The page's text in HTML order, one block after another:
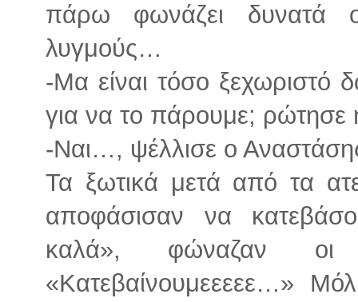
πάρω φωνάζει δυνατά
λυγμούς…
-Μα είναι τόσο ξεχωριστό
για να το πάρουμε;
-Ναι…, ψέλλισε ο
Τα ξωτικά μετά από τα
αποφάσισαν να
καλά», φώναζαν οι
«Κατεβαίνουμεεεεε…»